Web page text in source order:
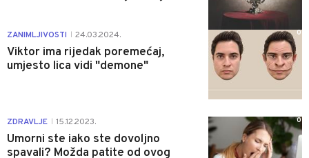
ZANIMLJIVOSTI 24.03.2024.
Viktor ima rijedak poremećaj,
umjesto lica vidi "demone"
0
ZDRAVLJE 15.12.2023.
Umorni ste iako ste dovoljno
spavali? Možda patite od ovog
0